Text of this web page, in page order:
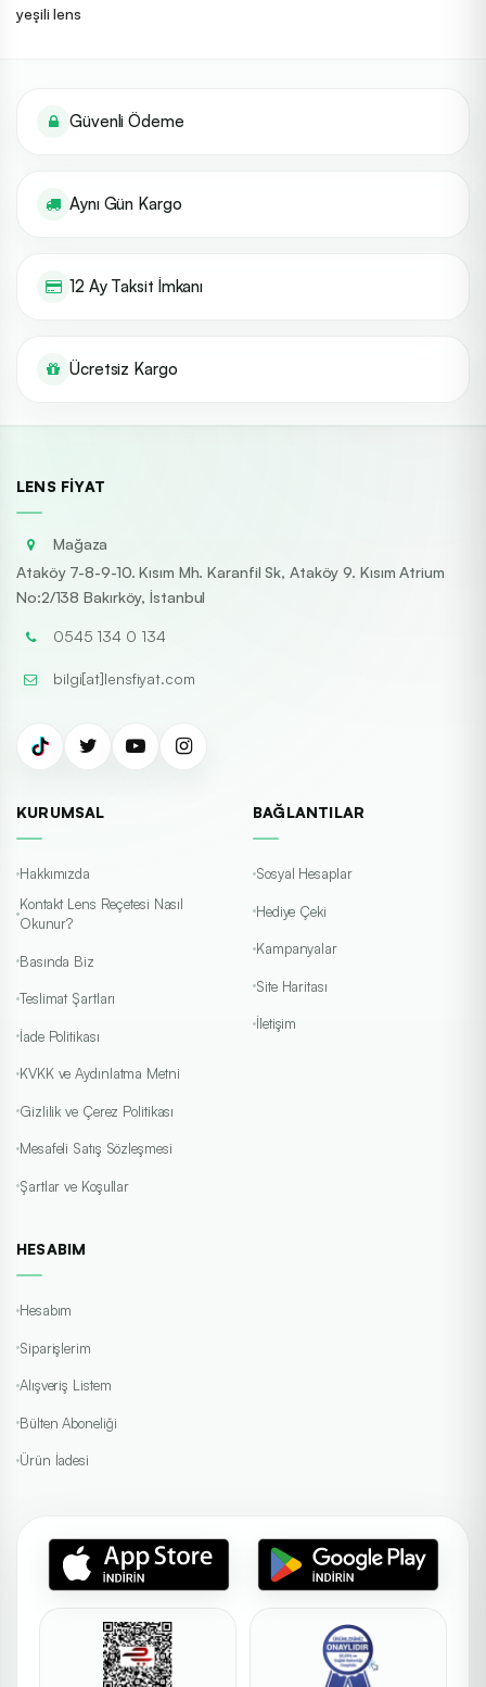
yeşili lens
Güvenli Ödeme
Aynı Gün Kargo
12 Ay Taksit İmkanı
Ücretsiz Kargo
LENS FIYAT
Mağaza
Ataköy 7-8-9-10. Kısım Mh. Karanfil Sk, Ataköy 9. Kısım Atrium
No:2/138 Bakırköy, İstanbul
0545 134 0 134
bilgi[at]lensfiyat.com
KURUMSAL
Hakkımızda
Kontakt Lens Reçetesi Nasıl
Okunur?
Basında Biz
Teslimat Şartları
İade Politikası
KVKK ve Aydınlatma Metni
Gizlilik ve Çerez Politikası
Mesafeli Satış Sözleşmesi
Şartlar ve Koşullar
BAĞLANTILAR
Sosyal Hesaplar
Hediye Çeki
Kampanyalar
Site Haritası
İletişim
HESABIM
Hesabım
Siparişlerim
Alışveriş Listem
Bülten Aboneliği
Ürün İadesi